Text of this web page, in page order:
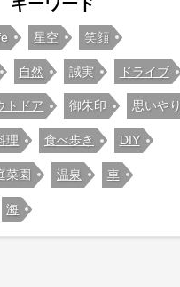
キーワード
星空 笑顔
自然 誠実 ドライブ
トドア 御朱印 思いやり
理 食べ歩き DIY
菜園 温泉 車
海